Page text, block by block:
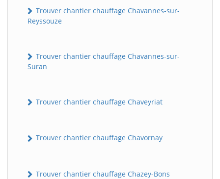
Trouver chantier chauffage Chavannes-sur-
Reyssouze
Trouver chantier chauffage Chavannes-sur-
Suran
Trouver chantier chauffage Chaveyriat
Trouver chantier chauffage Chavornay
Trouver chantier chauffage Chazey-Bons